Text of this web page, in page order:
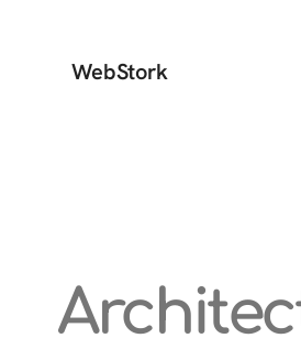
WebStork